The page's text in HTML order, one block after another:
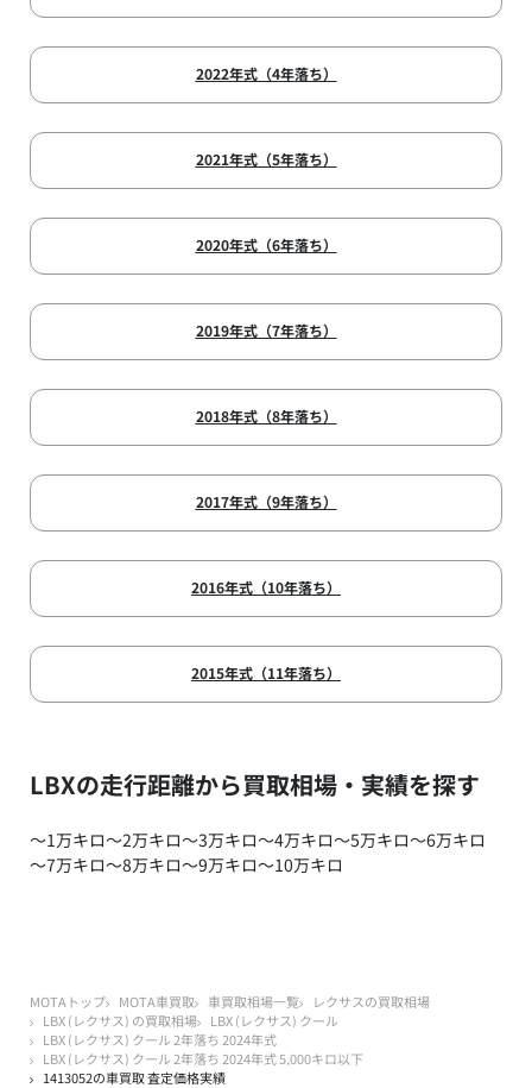
2022年式（4年落ち）
2021年式（5年落ち）
2020年式（6年落ち）
2019年式（7年落ち）
2018年式（8年落ち）
2017年式（9年落ち）
2016年式（10年落ち）
2015年式（11年落ち）
LBXの走行距離から買取相場・実績を探す
～1万キロ～2万キロ～3万キロ～4万キロ～5万キロ～6万キロ
～7万キロ～8万キロ～9万キロ～10万キロ
MOTAトップ MOTA車買取 車買取相場一覧
レクサスの買取相場
LBX (レクサス) の買取相場
LBX (レクサス) クール
LBX (レクサス) クール 2年落ち 2024年式
LBX (レクサス) クール 2年落ち 2024年式 5,000キロ以下
1413052の車買取 査定価格実績